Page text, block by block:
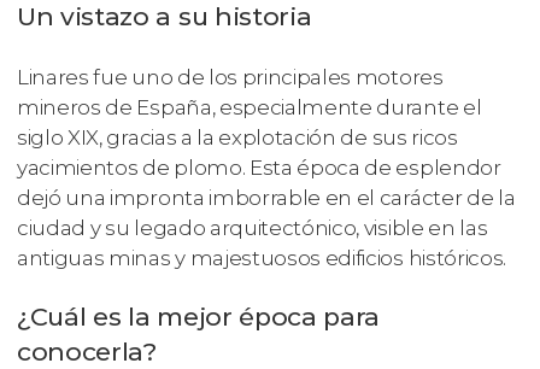
Un vistazo a su historia
Linares fue uno de los principales motores
mineros de España, especialmente durante el
siglo XIX, gracias a la explotación de sus ricos
yacimientos de plomo. Esta época de esplendor
dejó una impronta imborrable en el carácter de la
ciudad y su legado arquitectónico, visible en las
antiguas minas y majestuosos edificios históricos.
¿Cuál es la mejor época para
conocerla?